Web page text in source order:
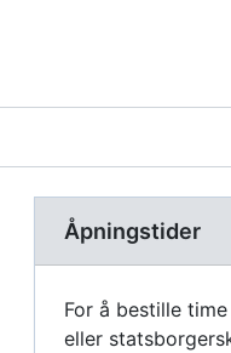
Åpningstider
For å bestille
eller